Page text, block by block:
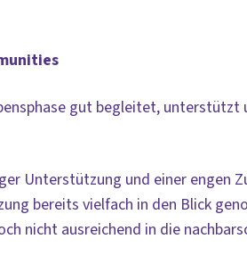
gut begleitet, unterstützt
Unterstützung und einer engen
bereits vielfach in den Blick
nicht ausreichend in die